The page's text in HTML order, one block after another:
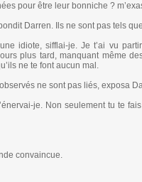
pour être leur bonniche ?
Darren. Ils ne sont pas tels
idiote, sifflai-je. Je t’ai vu
plus tard, manquant même
ne te font aucun mal.
ne sont pas liés, exposa
je. Non seulement tu te
convaincue.